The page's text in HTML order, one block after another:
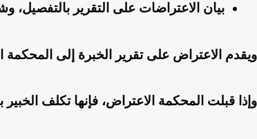
بيان الاعتراضات على التقرير
ويقدم الاعتراض على تقرير الخبرة إلى
وإذا قبلت المحكمة الاعتراض، فإنها تكلف الخبير